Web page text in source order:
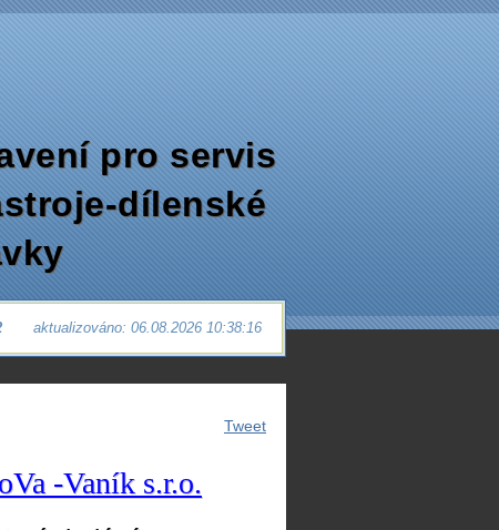
pro servis
dílenské
aktualizováno: 06.08.2026 10:38:16
Tweet
-Vaník s.r.o.